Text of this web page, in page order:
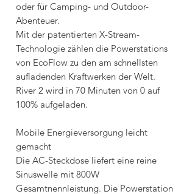
oder für Camping- und Outdoor-
Abenteuer.
Mit der patentierten X-Stream-
Technologie zählen die Powerstations
von EcoFlow zu den am schnellsten
aufladenden Kraftwerken der Welt.
River 2 wird in 70 Minuten von 0 auf
100% aufgeladen.
Mobile Energieversorgung leicht
gemacht
Die AC-Steckdose liefert eine reine
Sinuswelle mit 800W
Gesamtnennleistung. Die Powerstation